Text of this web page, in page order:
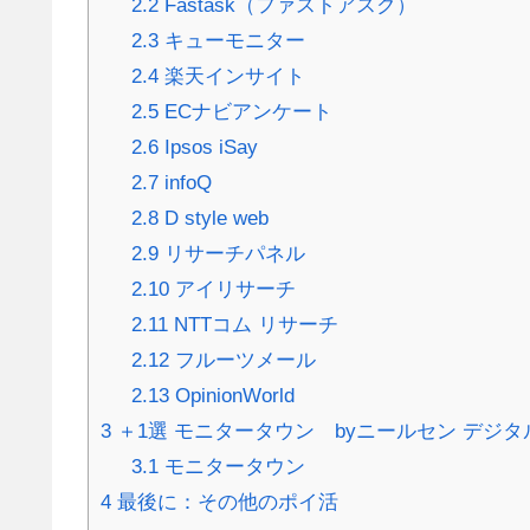
2.2Fastask（ファストアスク）
2.3キューモニター
2.4楽天インサイト
2.5ECナビアンケート
2.6Ipsos iSay
2.7infoQ
2.8D style web
2.9リサーチパネル
2.10アイリサーチ
2.11NTTコム リサーチ
2.12フルーツメール
2.13OpinionWorld
3 ＋1選 モニタータウン byニールセン デジタ
3.1モニタータウン
4 最後に：その他のポイ活